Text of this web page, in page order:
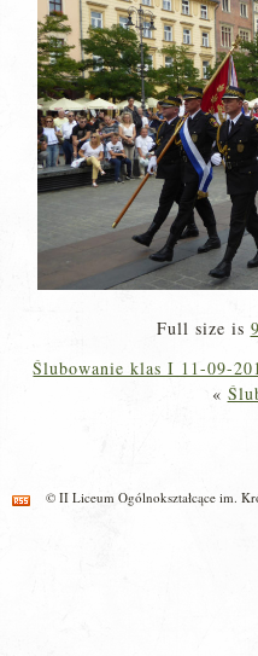
Full size is
Ślubowanie klas I 11-09-
«
© II Liceum Ogólnokształcące im.